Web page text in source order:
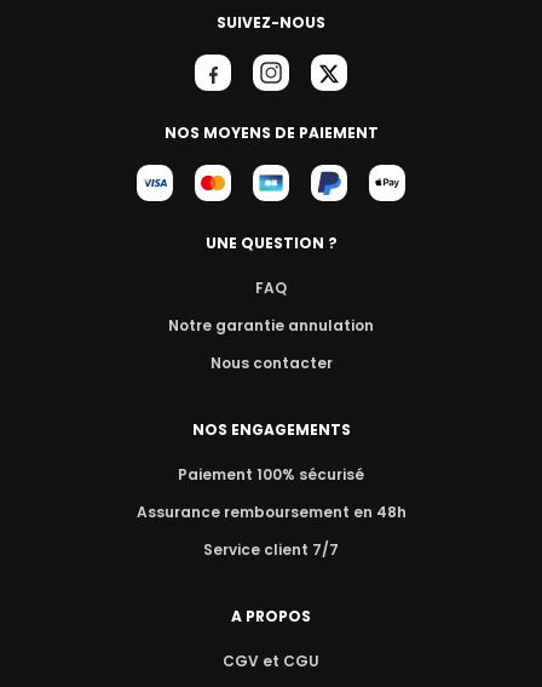
SUIVEZ-NOUS
NOS MOYENS DE PAIEMENT
UNE QUESTION ?
FAQ
Notre garantie annulation
Nous contacter
NOS ENGAGEMENTS
Paiement 100% sécurisé
Assurance remboursement en 48h
Service client 7/7
A PROPOS
CGV et CGU